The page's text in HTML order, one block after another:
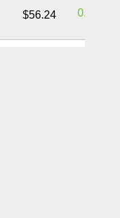
$56.24 0.67%